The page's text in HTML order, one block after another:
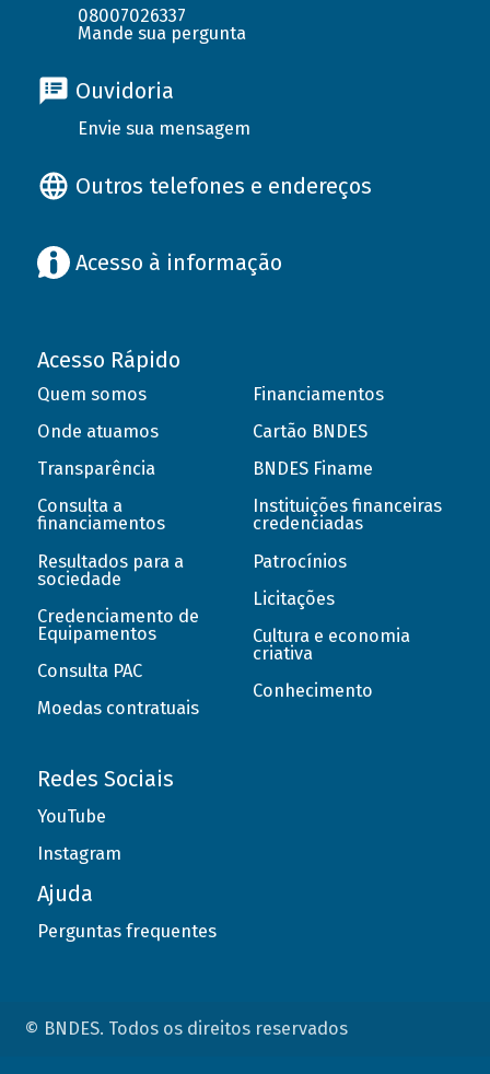
08007026337
Mande sua pergunta
Ouvidoria
Envie sua mensagem
Outros telefones e endereços
Acesso à informação
Acesso Rápido
Quem somos
Onde atuamos
Transparência
Consulta a
financiamentos
Resultados para a
sociedade
Credenciamento de
Equipamentos
Consulta PAC
Moedas contratuais
Financiamentos
Cartão BNDES
BNDES Finame
Instituições financeiras
credenciadas
Patrocínios
Licitações
Cultura e economia
criativa
Conhecimento
Redes Sociais
YouTube
Instagram
Ajuda
Perguntas frequentes
© BNDES. Todos os direitos reservados